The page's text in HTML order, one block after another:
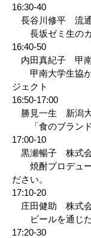
16:30-40
長谷川修平 流
長坂ゼミ生のカ
16:40-50
内田真紀子 甲南
甲南大学生協が
ジェクト
16:50-17:00
勝見一生 新潟
「食のブランド
17:00-10
黒瀬暢子 株式会
焼酎プロデュー
ださい。
17:10-20
庄田健助 株式会
ビールを通じた
17:20-30